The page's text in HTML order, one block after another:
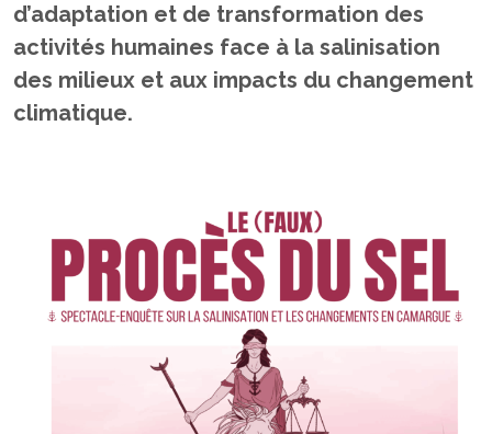
d’adaptation et de transformation des
activités humaines face à la salinisation
des milieux et aux impacts du changement
climatique.